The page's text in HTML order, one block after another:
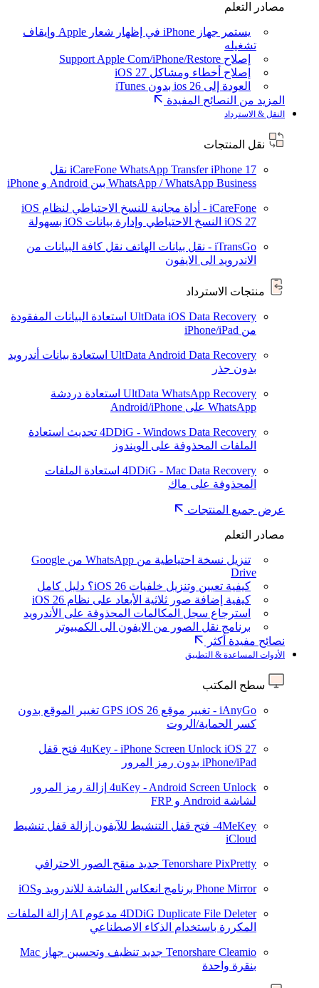
مصادر التعلم
يستمر جهاز iPhone في إظهار شعار Apple وإيقاف
تشغيله
إصلاح Support Apple Com/iPhone/Restore
إصلاح أخطاء ومشاكل iOS 27
العودة إلى ios 26 بدون iTunes
المزيد من النصائح المفيدة
النقل & الاسترداد
نقل المنتجات
iCareFone WhatsApp TransferiPhone 17
نقل
WhatsApp / WhatsApp Business بين Android و iPhone
iCareFone - أداة مجانية للنسخ الاحتياطي لنظام iOS
iOS 27 النسخ الاحتياطي وإدارة بيانات iOS بسهولة
iTransGo - نقل بيانات الهاتف
نقل كافة البيانات من
الاندرويد الى الايفون
منتجات الاسترداد
UltData iOS Data Recovery استعادة البيانات المفقودة
من iPhone/iPad
UltData Android Data Recovery استعادة بيانات أندرويد
بدون جذر
UltData WhatsApp Recovery استعادة دردشة
WhatsApp على Android/iPhone
4DDiG - Windows Data Recovery تحديث استعادة
الملفات المحذوفة على الويندوز
4DDiG - Mac Data Recovery استعادة الملفات
المحذوفة على ماك
عرض جميع المنتجات
مصادر التعلم
تنزيل نسخة احتياطية من WhatsApp من Google
Drive
كيفية تعيين وتنزيل خلفيات iOS 26؟ دليل كامل
كيفية إضافة صور ثلاثية الأبعاد على نظام iOS 26
استرجاع سجل المكالمات المحذوفة على الأندرويد
برنامج نقل الصور من الايفون الى الكمبيوتر
نصائح مفيدة أكثر
الأدوات المساعدة & التطبيق
سطح المكتب
iAnyGo - تغيير موقع GPS iOS 26
تغيير الموقع بدون
كسر الحماية/الروت
4uKey - iPhone Screen Unlock iOS 27
فتح قفل
iPhone/iPad بدون رمز المرور
4uKey - Android Screen Unlock إزالة رمز المرور
لشاشة Android و FRP
4MeKey- فتح قفل التنشيط للآيفون
إزالة قفل تنشيط
iCloud
Tenorshare PixPretty جديد منقح الصور الاحترافي
Phone Mirror برنامج انعكاس الشاشة للاندرويد وiOS
4DDiG Duplicate File Deleter مدعوم AI
إزالة الملفات
المكررة باستخدام الذكاء الاصطناعي
Tenorshare Cleamio جديد
تنظيف وتحسين جهاز Mac
بنقرة واحدة